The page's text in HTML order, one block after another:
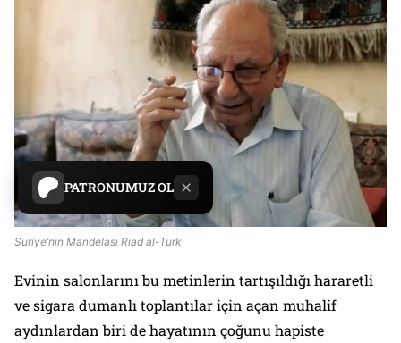
PATRONUMUZ OL
Suriye’nin Mandelası Riad al-Turk
Evinin salonlarını bu metinlerin tartışıldığı hararetli
ve sigara dumanlı toplantılar için açan muhalif
aydınlardan biri de hayatının çoğunu hapiste